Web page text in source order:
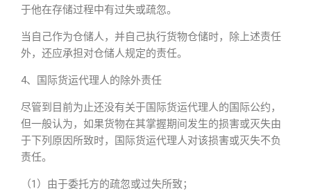
于他在存储过程中有过失或疏忽。
当自己作为仓储人，并自己执行货物仓储时，除上述责任
外，还应承担对仓储人规定的责任。
4、国际货运代理人的除外责任
尽管到目前为止还没有关于国际货运代理人的国际公约，
但一般认为，如果货物在其掌握期间发生的损害或灭失由
于下列原因所致时，国际货运代理人对该损害或灭失不负
责任。
（1）由于委托方的疏忽或过失所致；